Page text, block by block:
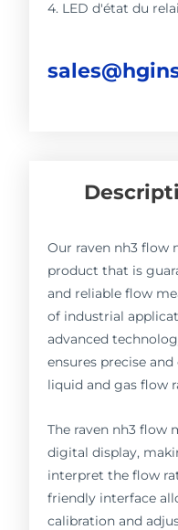
4. LED d'état du
Our raven nh3 flow
product that is
and reliable flow
of industrial
advanced
ensures precise
liquid and gas flow
The raven nh3 flow
digital display,
interpret the flow
friendly interface
calibration and